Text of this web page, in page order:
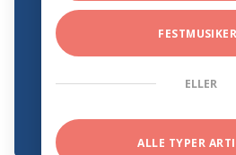
ELLER
ALLE TYPER